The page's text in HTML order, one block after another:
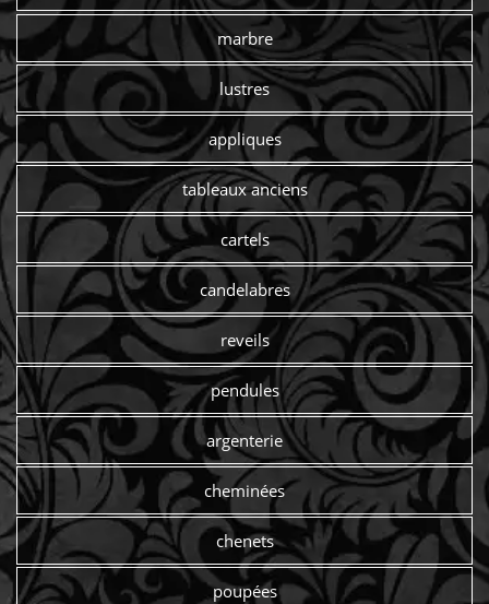
marbre
lustres
appliques
tableaux anciens
cartels
candelabres
reveils
pendules
argenterie
cheminées
chenets
poupées